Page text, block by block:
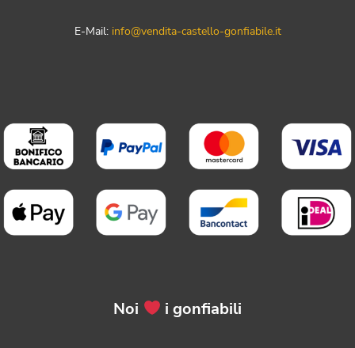
E-Mail: info@vendita-castello-gonfiabile.it
Noi i gonfiabili